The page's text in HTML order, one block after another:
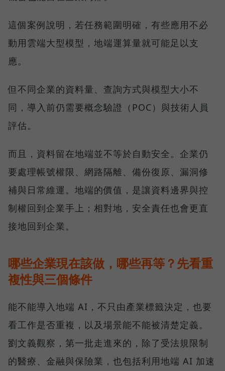
這個案例說明，若任務範圍明確，有些應用不必
動用雲端大型模型，地端運算量就可能足以支
應。
但不同企業的資料量、查詢方式與模型大小不
同，導入前仍需要概念驗證（POC）與技術人員
評估。
而且，資料留在地端並不等於自動安全。企業仍
要處理帳號權限、網路隔離、備份復原、漏洞修
補與日常維運。地端的價值，是讓資料邊界與控
制權回到企業手上；相對地，安全責任也會更直
接地回到企業。
哪些企業現在該做，哪些再等？先看重
複性與三個條件
能不能導入地端 AI，不只由產業標籤決定，也要
看工作是否重複，以及場景能不能被清楚定義。
劉文義觀察，第一批走進來的，除了受法規限制
的醫療、金融與保險業，也包括利用地端 AI 加速